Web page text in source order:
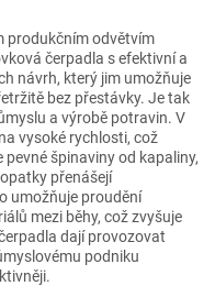
produkčním odvětvím
čerpadla s efektivní a
návrh, který jim umožňuje
bez přestávky. Je tak
a výrobě potravin. V
vysoké rychlosti, což
špinaviny od kapaliny,
přenášejí
umožňuje proudění
mezi běhy, což zvyšuje
dají provozovat
podniku